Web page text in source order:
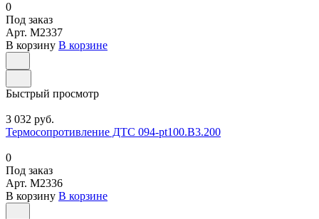
0
Под заказ
Арт. M2337
В корзину В корзине
Быстрый просмотр
3 032 руб.
Термосопротивление ДТС 094-pt100.В3.200
0
Под заказ
Арт. M2336
В корзину В корзине